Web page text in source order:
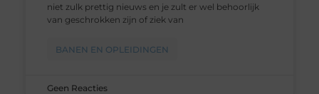
niet zulk prettig nieuws en je zult er wel behoorlijk
van geschrokken zijn of ziek van
BANEN EN OPLEIDINGEN
Geen Reacties